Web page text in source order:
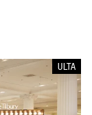
ULTA